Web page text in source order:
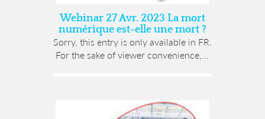
Webinar 27 Avr. 2023 La mort
numérique est-elle une mort ?
Sorry, this entry is only available in FR.
For the sake of viewer convenience,...